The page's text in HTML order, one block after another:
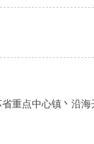
重点中心镇丶沿